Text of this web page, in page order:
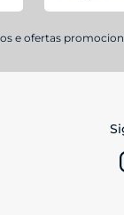
tecnologia
frontal de
G47eMoto G17
Moto G em
e ofertas